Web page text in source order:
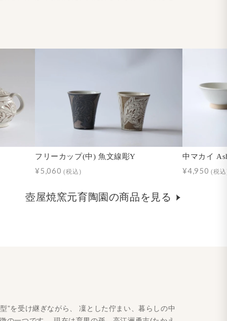
フリーカップ(中) 魚文線彫Y
¥5,060(税込)
中マカイ
¥4,950(税
壺屋焼窯元育陶園の商品を見る
”を受け継ぎながら、 凜とした佇まい、暮らしの中